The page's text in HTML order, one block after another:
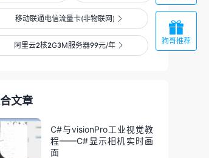
移动联通电信流量卡(非物联网) 
阿里云2核2G3M服务器99元/年 
文章
C#与visionPro工业视觉教
程——C#显示相机实时画
面

狗哥推荐